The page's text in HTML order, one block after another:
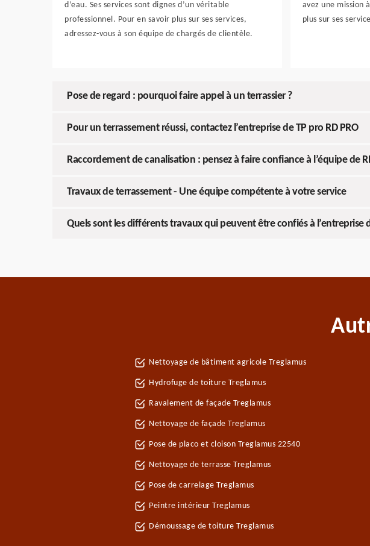
d’eau. Ses services sont dignes d’un véritable
professionnel. Pour en savoir plus sur ses services,
adressez-vous à son équipe de chargés de clientèle.
avez une mission
plus sur ses
Pose de regard : pourquoi faire appel à un terrassier ?
Pour un terrassement réussi, contactez l’entreprise de TP pro RD PRO
Raccordement de canalisation : pensez à faire confiance à l’équipe de
Travaux de terrassement - Une équipe compétente à votre service
Quels sont les différents travaux qui peuvent être confiés à l’entreprise
Nettoyage de bâtiment agricole Treglamus
Hydrofuge de toiture Treglamus
Ravalement de façade Treglamus
Nettoyage de façade Treglamus
Pose de placo et cloison Treglamus 22540
Nettoyage de terrasse Treglamus
Pose de carrelage Treglamus
Peintre intérieur Treglamus
Démoussage de toiture Treglamus